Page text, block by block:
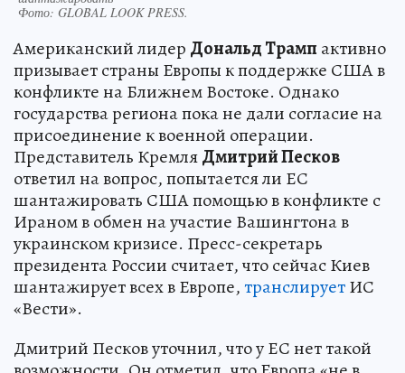
Фото: GLOBAL LOOK PRESS.
Американский лидер Дональд Трамп активно
призывает страны Европы к поддержке США в
конфликте на Ближнем Востоке. Однако
государства региона пока не дали согласие на
присоединение к военной операции.
Представитель КремляДмитрий Песков
ответил на вопрос, попытается ли ЕС
шантажировать США помощью в конфликте с
Ираном в обмен на участие Вашингтона в
украинском кризисе. Пресс-секретарь
президента России считает, что сейчас Киев
шантажирует всех в Европе,транслируетИС
«Вести».
Дмитрий Песков уточнил, что у ЕС нет такой